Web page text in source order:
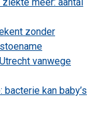
zonder
vanwege
kan baby’s